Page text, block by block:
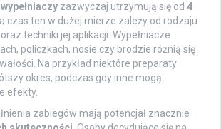
zazwyczaj utrzymują się od 4
czas ten w dużej mierze zależy od rodzaju
techniki jej aplikacji. Wypełniacze
policzkach, nosie czy brodzie różnią się
Na przykład niektóre preparaty
okres, podczas gdy inne mogą
efekty.
zabiegów mają potencjał znacznie